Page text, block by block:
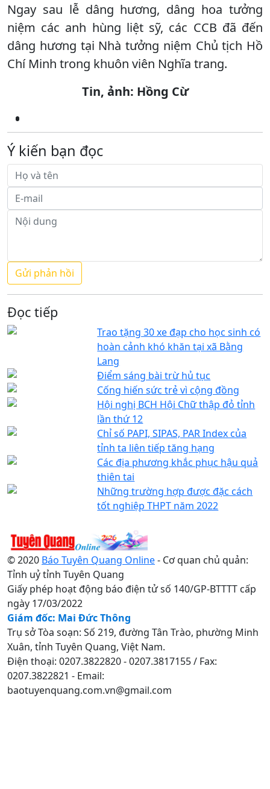
Ngay sau lễ dâng hương, dâng hoa tưởng
niệm các anh hùng liệt sỹ, các CCB đã đến
dâng hương tại Nhà tưởng niệm Chủ tịch Hồ
Chí Minh trong khuôn viên Nghĩa trang.
Tin, ảnh: Hồng Cừ
Ý kiến bạn đọc
Đọc tiếp
Trao tặng 30 xe đạp cho học sinh có
hoàn cảnh khó khăn tại xã Bằng
Lang
Điểm sáng bài trừ hủ tục
Cống hiến sức trẻ vì cộng đồng
Hội nghị BCH Hội Chữ thập đỏ tỉnh
lần thứ 12
Chỉ số PAPI, SIPAS, PAR Index của
tỉnh ta liên tiếp tăng hạng
Các địa phương khắc phục hậu quả
thiên tai
Những trường hợp được đặc cách
tốt nghiệp THPT năm 2022
© 2020 Báo Tuyên Quang Online- Cơ quan chủ quản:
Tỉnh uỷ tỉnh Tuyên Quang
Giấy phép hoạt động báo điện tử số 140/GP-BTTTT cấp
ngày 17/03/2022
Giám đốc: Mai Đức Thông
Trụ sở Tòa soạn: Số 219, đường Tân Trào, phường Minh
Xuân, tỉnh Tuyên Quang, Việt Nam.
Điện thoại: 0207.3822820 - 0207.3817155 / Fax:
0207.3822821 - Email:
baotuyenquang.com.vn@gmail.com